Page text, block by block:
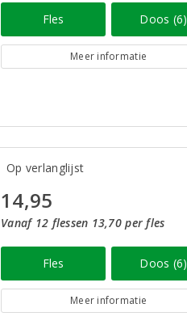
Fles Doos (6)
Meer informatie
Op verlanglijst
14,95
Vanaf 12 flessen 13,70 per fles
Fles Doos (6)
Meer informatie